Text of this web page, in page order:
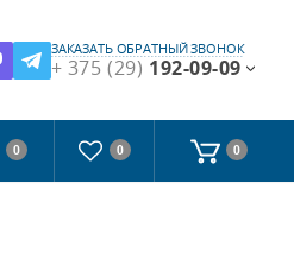
ЗАКАЗАТЬ ОБРАТНЫЙ ЗВОНОК
+ 375 (29) 192-09-09
0 0 0